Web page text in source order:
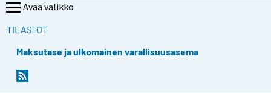
Avaa valikko
TILASTOT
Maksutase ja ulkomainen varallisuusasema